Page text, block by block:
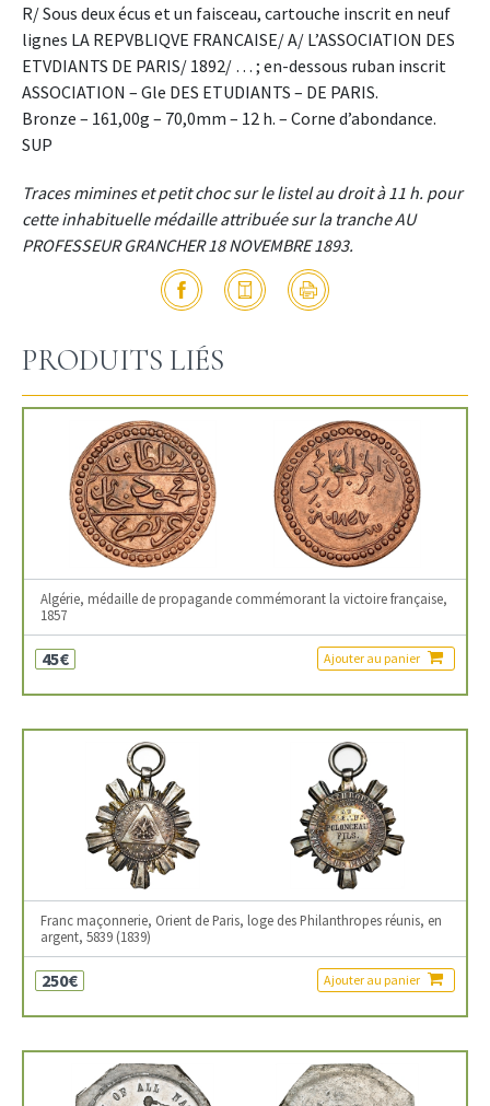
R/ Sous deux écus et un faisceau, cartouche inscrit en neuf
lignes LA REPVBLIQVE FRANCAISE/ A/ L’ASSOCIATION DES
ETVDIANTS DE PARIS/ 1892/ … ; en-dessous ruban inscrit
ASSOCIATION – Gle DES ETUDIANTS – DE PARIS.
Bronze – 161,00g – 70,0mm – 12 h. – Corne d’abondance.
SUP
Traces mimines et petit choc sur le listel au droit à 11 h. pour
cette inhabituelle médaille attribuée sur la tranche AU
PROFESSEUR GRANCHER 18 NOVEMBRE 1893.
PRODUITS LIÉS
Algérie, médaille de propagande commémorant la victoire française,
1857
45€ Ajouter au panier
Franc maçonnerie, Orient de Paris, loge des Philanthropes réunis, en
argent, 5839 (1839)
250€ Ajouter au panier